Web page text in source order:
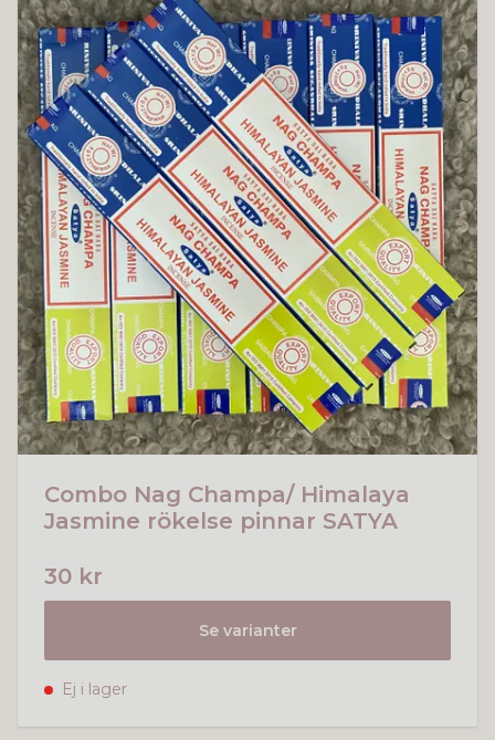
Combo Nag Champa/ Himalaya
Jasmine rökelse pinnar SATYA
30 kr
Se varianter
Ej i lager